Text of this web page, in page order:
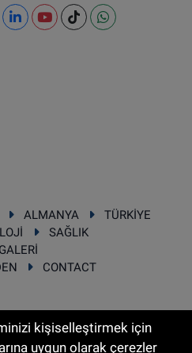
ALMANYA
TÜRKİYE
SAĞLIK
CONTACT
kişiselleştirmek için
uygun olarak çerezler